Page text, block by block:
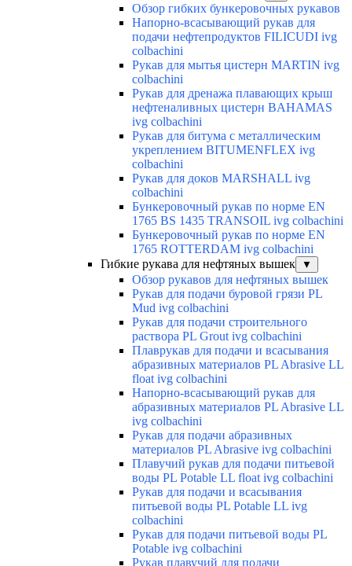
Обзор гибких бункеровочных рукавов
Напорно-всасывающий рукав для
подачи нефтепродуктов FILICUDI ivg
colbachini
Рукав для мытья цистерн MARTIN ivg
colbachini
Рукав для дренажа плавающих крыш
нефтеналивных цистерн BAHAMAS
ivg colbachini
Рукав для битума с металлическим
укреплением BITUMENFLEX ivg
colbachini
Рукав для доков MARSHALL ivg
colbachini
Бункеровочный рукав по норме EN
1765 BS 1435 TRANSOIL ivg colbachini
Бункеровочный рукав по норме EN
1765 ROTTERDAM ivg colbachini
Гибкие рукава для нефтяных вышек
▼
Обзор рукавов для нефтяных вышек
Рукав для подачи буровой грязи PL
Mud ivg colbachini
Рукав для подачи строительного
раствора PL Grout ivg colbachini
Плаврукав для подачи и всасывания
абразивных материалов PL Abrasive LL
float ivg colbachini
Напорно-всасывающий рукав для
абразивных материалов PL Abrasive LL
ivg colbachini
Рукав для подачи абразивных
материалов PL Abrasive ivg colbachini
Плавучий рукав для подачи питьевой
воды PL Potable LL float ivg colbachini
Рукав для подачи и всасывания
питьевой воды PL Potable LL ivg
colbachini
Рукав для подачи питьевой воды PL
Potable ivg colbachini
Рукав плавучий для подачи